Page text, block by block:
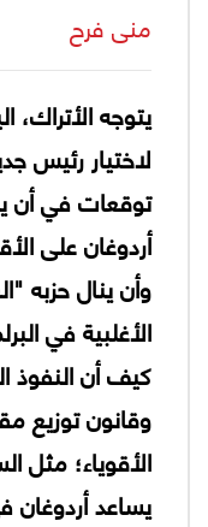
منى فرح
يتوجه الأتراك،
لاختيار رئيس
توقعات في أن
أردوغان على
وأن ينال حزبه
الأغلبية في
كيف أن النفوذ
وقانون توزيع
الأقوياء؛ مثل
يساعد أردوغان